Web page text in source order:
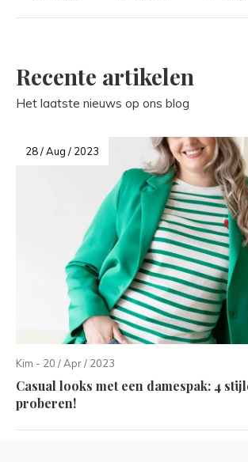
Recente artikelen
Het laatste nieuws op ons blog
28 / Aug / 2023
Kim - 20 / Apr / 2023
Casual looks met een damespak: 4
proberen!